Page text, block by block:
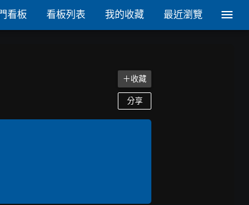
看板 看板列表 我的收藏 最近瀏覽
＋收藏
分享